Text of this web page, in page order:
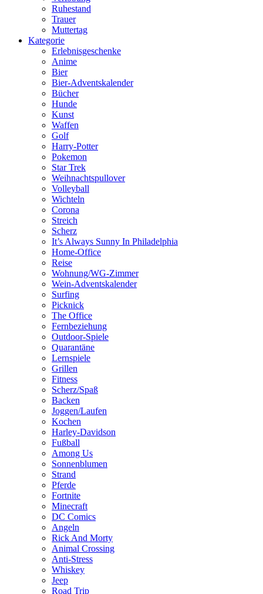
Ruhestand
Trauer
Muttertag
Kategorie
Erlebnisgeschenke
Anime
Bier
Bier-Adventskalender
Bücher
Hunde
Kunst
Waffen
Golf
Harry-Potter
Pokemon
Star Trek
Weihnachtspullover
Volleyball
Wichteln
Corona
Streich
Scherz
It’s Always Sunny In Philadelphia
Home-Office
Reise
Wohnung/WG-Zimmer
Wein-Adventskalender
Surfing
Picknick
The Office
Fernbeziehung
Outdoor-Spiele
Quarantäne
Lernspiele
Grillen
Fitness
Scherz/Spaß
Backen
Joggen/Laufen
Kochen
Harley-Davidson
Fußball
Among Us
Sonnenblumen
Strand
Pferde
Fortnite
Minecraft
DC Comics
Angeln
Rick And Morty
Animal Crossing
Anti-Stress
Whiskey
Jeep
Road Trip